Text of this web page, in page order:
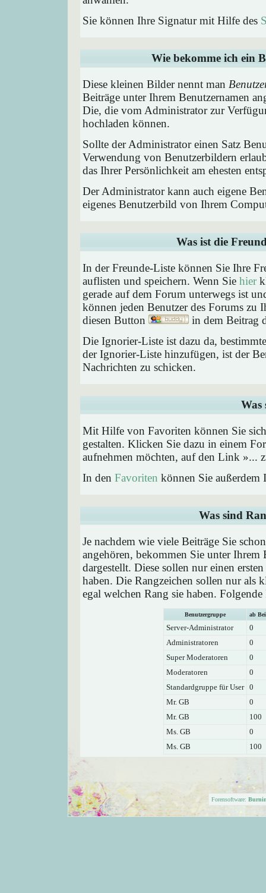
Sie können Ihre Signatur mit Hilfe des
Wie bekomme ich ein
Diese kleinen Bilder nennt man
Beiträge unter Ihrem Benutzernamen
Die, die vom Administrator zur
hochladen können.
Sollte der Administrator einen Satz
Verwendung von Benutzerbildern
das Ihrer Persönlichkeit am ehesten
Der Administrator kann auch eigene
eigenes Benutzerbild von Ihrem
Was ist die
In der Freunde-Liste können Sie Ihre
auflisten und speichern. Wenn Sie hier
gerade auf dem Forum unterwegs ist
können jeden Benutzer des Forums zu
diesen Button
in dem Beitrag
Die Ignorier-Liste ist dazu da,
der Ignorier-Liste hinzufügen, ist der
Nachrichten zu schicken.
Was
Mit Hilfe von Favoriten können Sie
gestalten. Klicken Sie dazu in einem
aufnehmen möchten, auf den Link »...
In den Favoriten können Sie
Was sind
Je nachdem wie viele Beiträge Sie
angehören, bekommen Sie unter Ihrem
dargestellt. Diese sollen nur einen
haben. Die Rangzeichen sollen nur als
egal welchen Rang sie haben.
Benutzergruppe ab
Server-Administrator
0
Administratoren
0
Super Moderatoren
0
Moderatoren
0
Standardgruppe für User 0
Mr. GB
0
Mr. GB
100
Ms. GB
0
Ms. GB
100
Forensoftware: